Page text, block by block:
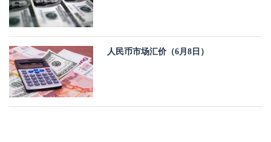
人民币市场汇价（6月8日）